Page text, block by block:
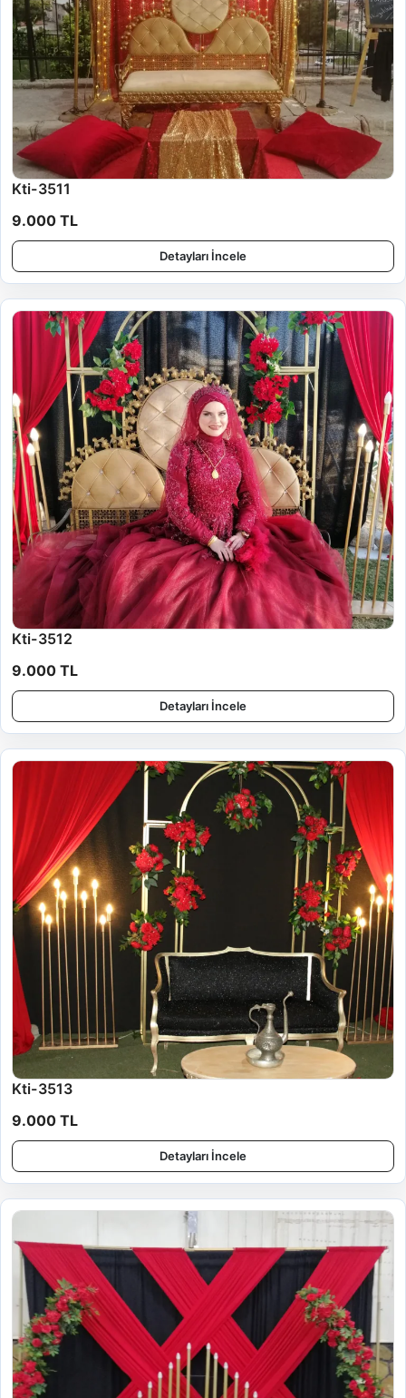
Kti-3511
9.000 TL
Detayları İncele
Kti-3512
9.000 TL
Detayları İncele
Kti-3513
9.000 TL
Detayları İncele